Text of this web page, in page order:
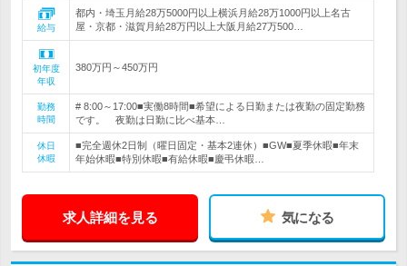
給与
都内・埼玉月給28万5000円以上横浜月給28万1000円以上名古
屋・京都・滋賀月給28万円以上大阪月給27万500…
初年度
年収
380万円～450万円
勤務
時間
# 8:00～17:00■実働8時間■希望による日勤または夜勤の固定勤務
です。 夜勤は日勤に比べ基本…
休日
休暇
■完全週休2日制（曜日固定・基本2連休）■GW■夏季休暇■年末
年始休暇■特別休暇■有給休暇■慶弔休暇…
求人詳細を見る 気になる